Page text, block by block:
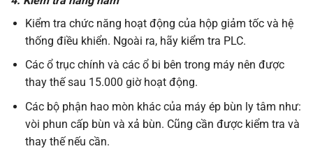
Kiểm tra chức năng hoạt động của hộp giảm tốc và hệ
thống điều khiển. Ngoài ra, hãy kiểm tra PLC.
Các ổ trục chính và các ổ bi bên trong máy nên được
thay thế sau 15.000 giờ hoạt động.
Các bộ phận hao mòn khác của máy ép bùn ly tâm như:
vòi phun cấp bùn và xả bùn. Cũng cần được kiểm tra và
thay thế nếu cần.